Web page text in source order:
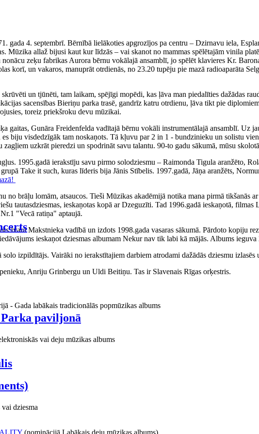
paviljonā
gada 4. septembrī. Bērnībā lielākoties apgrozījos pa centru – Dzirnavu iela,
Mūzika allaž bijusi kaut kur līdzās – vai skanot no mammas spēlētajām vinila
zeķu fabrikas Aurora bērnu vokālajā ansamblī, jo spēlēt klavieres Kr.
korī, un vakaros, manuprāt otrdienās, no 23.20 tupēju pie mazā radioaparāta
un tjūnēti, tam laikam, spējīgi mopēdi, kas ļāva man piedalīties dažādas
sacensības Bieriņu parka trasē, gandrīz katru otrdienu, ļāva tikt pie
toreiz priekšroku devu mūzikai.
gaitas, Gunāra Freidenfelda vadītajā bērnu vokāli instrumentālajā ansamblī. Uz
biju visdedzīgāk tam noskaņots. Tā kļuvu par 2 in 1 - bundzinieku un solistu
uzkrāt pieredzi un spodrināt savu talantu. 90-to gadu sākumā, mūsu
1995.gadā ierakstīju savu pirmo solodziesmu – Raimonda Tigula aranžēto,
Take it such, kuras līderis bija Jānis Stībelis. 1997.gadā, Jāņa aranžēts,
brāļu lomām, atsaucos. Tieši Mūzikas akadēmijā notika mana pirmā tikšanās
tautasdziesmas, ieskaņotas kopā ar Dzeguzīti. Tad 1996.gadā ieskaņotā, filmas
"Vecā ratiņa" aptaujā.
Ivara Makstnieka vadībā un izdots 1998.gada vasaras sākumā. Pārdoto kopiju
ieskaņot dziesmas albumam Nekur nav tik labi kā mājās. Albums ieguva
izpildītājs. Vairāki no ierakstītajiem darbiem atrodami dažādās dziesmu
Anriju Grinbergu un Uldi Beitiņu. Tas ir Slavenais Rīgas orķestris.
- Gada labākais tradicionālās popmūzikas albums
vai deju mūzikas albums
dziesma
(nominācijā Labākais deju mūzikas albums)